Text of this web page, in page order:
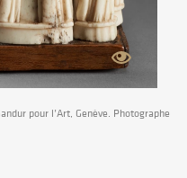
pour l’Art, Genève. Photographe